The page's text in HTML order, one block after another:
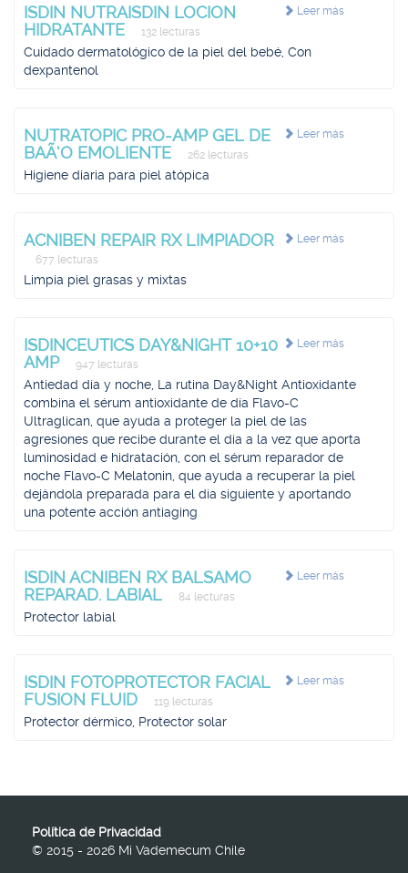
Leer más
ISDIN NUTRAISDIN LOCION
HIDRATANTE
132 lecturas
Cuidado dermatológico de la piel del bebé, Con
dexpantenol
Leer más
NUTRATOPIC PRO-AMP GEL DE
BAÃ‘O EMOLIENTE
262 lecturas
Higiene diaria para piel atópica
Leer más
ACNIBEN REPAIR RX LIMPIADOR
677 lecturas
Limpia piel grasas y mixtas
Leer más
ISDINCEUTICS DAY&NIGHT 10+10
AMP
947 lecturas
Antiedad día y noche, La rutina Day&Night Antioxidante
combina el sérum antioxidante de día Flavo-C
Ultraglican, que ayuda a proteger la piel de las
agresiones que recibe durante el día a la vez que aporta
luminosidad e hidratación, con el sérum reparador de
noche Flavo-C Melatonin, que ayuda a recuperar la piel
dejándola preparada para el día siguiente y aportando
una potente acción antiaging
Leer más
ISDIN ACNIBEN RX BALSAMO
REPARAD. LABIAL
84 lecturas
Protector labial
Leer más
ISDIN FOTOPROTECTOR FACIAL
FUSION FLUID
119 lecturas
Protector dérmico, Protector solar
Política de Privacidad
© 2015 - 2026 Mi Vademecum Chile